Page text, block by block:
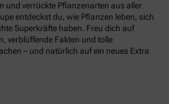
und verrückte Pflanzenarten aus aller
entdeckst du, wie Pflanzen leben, sich
Superkräfte haben. Freu dich auf
verblüffende Fakten und tolle
– und natürlich auf ein neues Extra